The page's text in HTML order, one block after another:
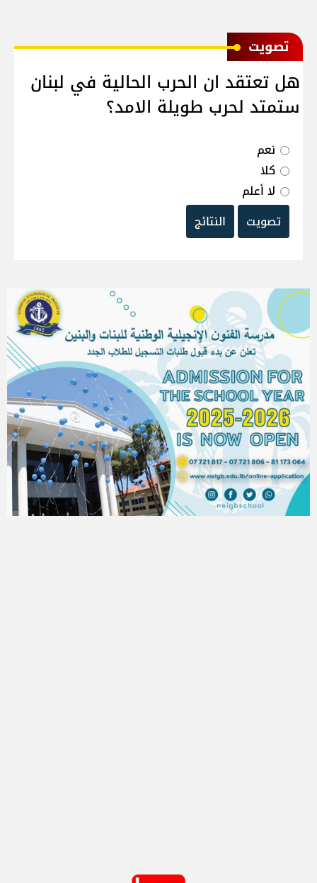
ﺗﺼﻮﻳﺖ
هل تعتقد ان الحرب الحالية في لبنان
ستمتد لحرب طويلة الامد؟
نعم
كلا
لا أعلم
تصويت
النتائج